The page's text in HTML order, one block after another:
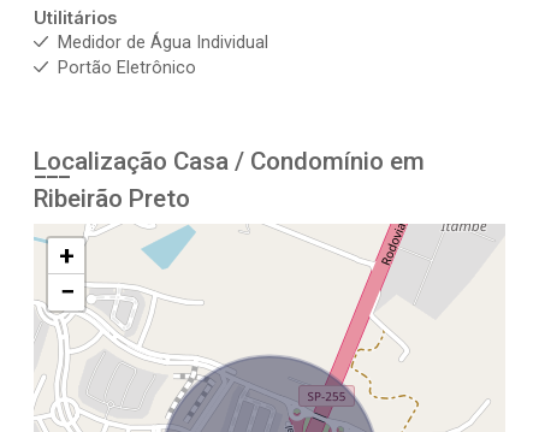
Utilitários
Medidor de Água Individual
Portão Eletrônico
Localização Casa / Condomínio em
Ribeirão Preto
+
−